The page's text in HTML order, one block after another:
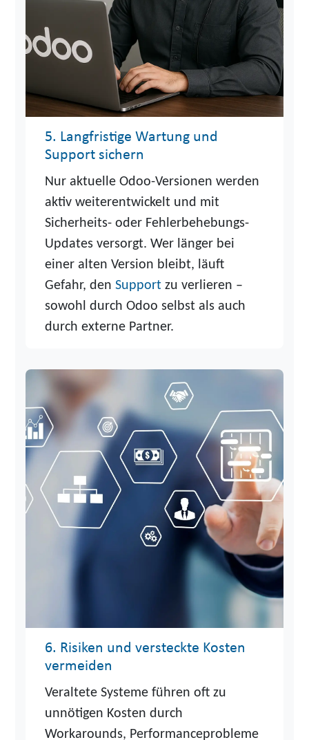
5. Langfristige Wartung und
Support sichern
Nur aktuelle Odoo-Versionen werden
aktiv weiterentwickelt und mit
Sicherheits- oder Fehlerbehebungs-
Updates versorgt. Wer länger bei
einer alten Version bleibt, läuft
Gefahr, denSupport zu verlieren –
sowohl durch Odoo selbst als auch
durch externe Partner.
6. Risiken und versteckte Kosten
vermeiden
Veraltete Systeme führen oft zu
unnötigen Kosten durch
Workarounds, Performanceprobleme